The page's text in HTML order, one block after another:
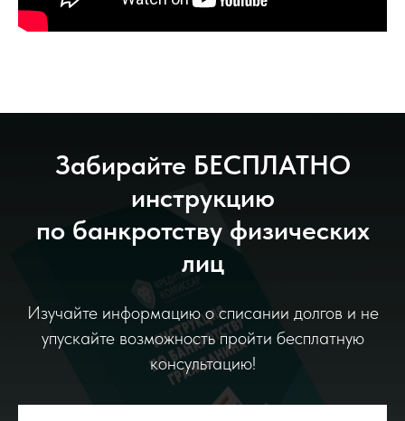
Забирайте БЕСПЛАТНО
инструкцию
по банкротству физических
лиц
Изучайте информацию о списании долгов и не
упускайте возможность пройти бесплатную
консультацию!